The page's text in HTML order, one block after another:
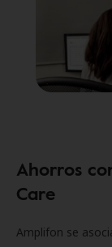
Ahorros
Care
Amplifon se